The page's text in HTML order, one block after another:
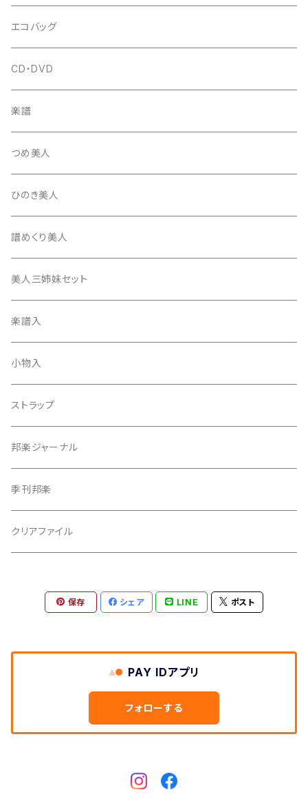
箏柱
柱入
平柱入
三角柱入
琴台
13絃用琴台（低）
13絃用琴台（高）
桐柱箱
消音フェルト
はつね糸
地唄駒
長唄駒
糸駒入
爪駒入
撥入
一丁撥入
三角撥入（ファスナー式）
撥
長唄・民謡撥
地唄撥
撥さや
撥滑り止めゴム
ひざゴム・胴ゴム・おひざもと
天神袋
天神巾着
指すり
つぼシール
撥皮・撥皮のり
胴板
つや布巾
立奏用譜面台
調子笛・音叉
チューナー・メトロノーム
エコバッグ
CD・DVD
楽譜
つめ美人
ひのき美人
譜めくり美人
美人三姉妹セット
楽譜入
小物入
ストラップ
邦楽ジャーナル
季刊邦楽
クリアファイル
保存 シェア LINE ポスト
PAY IDアプリ
フォローする